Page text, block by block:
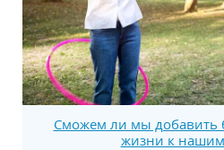
Сможем ли мы добавить
жизни к нашим